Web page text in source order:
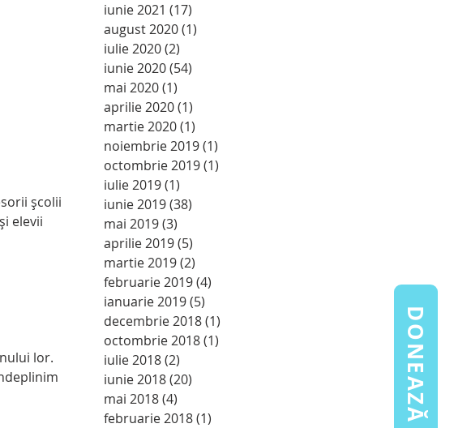
DONEAZĂ
școlii
elevii
lor.
iunie 2021 (17)
august 2020(1)
iulie 2020(2)
iunie 2020(54)
mai 2020(1)
aprilie 2020(1)
martie 2020(1)
noiembrie 2019(1)
octombrie 2019(1)
iulie 2019(1)
iunie 2019(38)
mai 2019(3)
aprilie 2019(5)
martie 2019(2)
februarie 2019(4)
ianuarie 2019(5)
decembrie 2018(1)
octombrie 2018(1)
iulie 2018(2)
iunie 2018(20)
mai 2018(4)
februarie 2018(1)